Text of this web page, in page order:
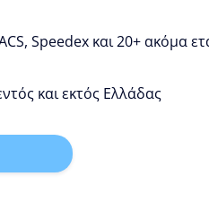
Speedex και 20+ ακόμα
και εκτός Ελλάδας